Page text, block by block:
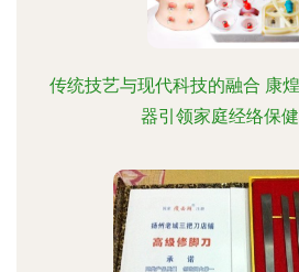
传统技艺与现代科技的融合 康
器引领家庭经络保